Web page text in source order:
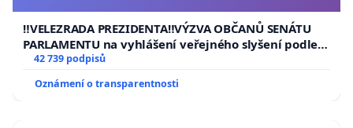
republiky
‼️VELEZRADA PREZIDENTA‼️VÝZVA OBČANŮ SENÁTU
PARLAMENTU na vyhlášení veřejného slyšení podle §
144 jednacího řádu Senátu k návrhu na přijetí
usnesení k podání ústavní žaloby na prezidenta
republiky
42 739 podpisů
Oznámení o transparentnosti